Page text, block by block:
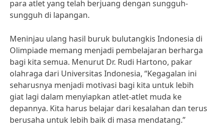
para atlet yang telah berjuang dengan sungguh-
sungguh di lapangan.
Meninjau ulang hasil buruk bulutangkis Indonesia di
Olimpiade memang menjadi pembelajaran berharga
bagi kita semua. Menurut Dr. Rudi Hartono, pakar
olahraga dari Universitas Indonesia, “Kegagalan ini
seharusnya menjadi motivasi bagi kita untuk lebih
giat lagi dalam menyiapkan atlet-atlet muda ke
depannya. Kita harus belajar dari kesalahan dan terus
berusaha untuk lebih baik di masa mendatang.”